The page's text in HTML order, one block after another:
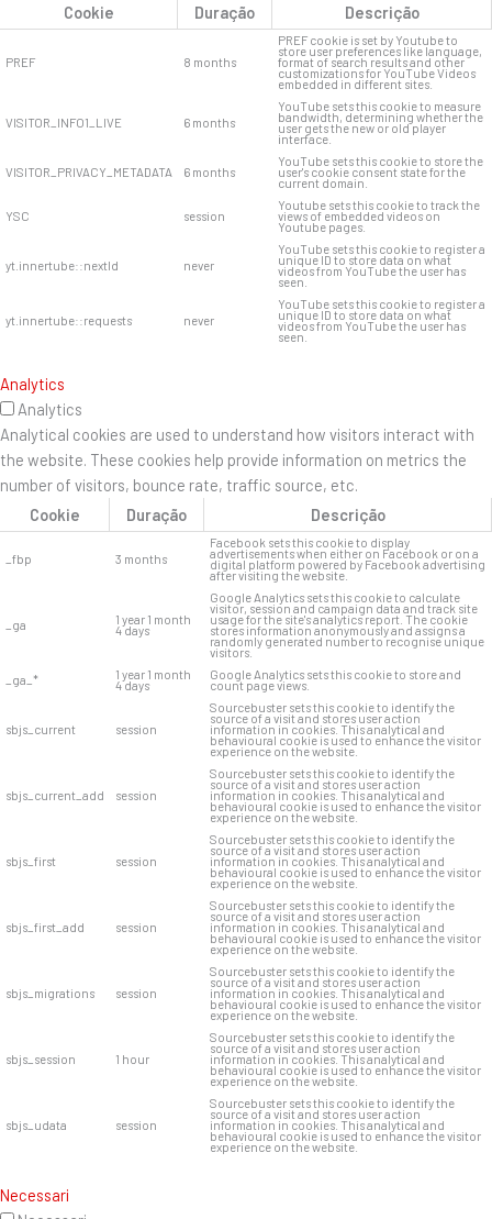
Cookie
Duração Descrição
PREF 8 months
PREF cookie is set by Youtube to
store user preferences like language,
format of search results and other
customizations for YouTube Videos
embedded in different sites.
VISITOR_INFO1_LIVE 6 months
YouTube sets this cookie to measure
bandwidth, determining whether the
user gets the new or old player
interface.
VISITOR_PRIVACY_METADATA 6 months
YouTube sets this cookie to store the
user's cookie consent state for the
current domain.
YSC session
Youtube sets this cookie to track the
views of embedded videos on
Youtube pages.
yt.innertube::nextId never
YouTube sets this cookie to register a
unique ID to store data on what
videos from YouTube the user has
seen.
yt.innertube::requests never
YouTube sets this cookie to register a
unique ID to store data on what
videos from YouTube the user has
seen.
Analytics
Analytics
Analytical cookies are used to understand how visitors interact with
the website. These cookies help provide information on metrics the
number of visitors, bounce rate, traffic source, etc.
Cookie
Duração Descrição
_fbp 3 months
Facebook sets this cookie to display
advertisements when either on Facebook or on a
digital platform powered by Facebook advertising
after visiting the website.
_ga 1 year 1 month
4 days
Google Analytics sets this cookie to calculate
visitor, session and campaign data and track site
usage for the site's analytics report. The cookie
stores information anonymously and assigns a
randomly generated number to recognise unique
visitors.
_ga_*
1 year 1 month
4 days
Google Analytics sets this cookie to store and
count page views.
sbjs_current session
Sourcebuster sets this cookie to identify the
source of a visit and stores user action
information in cookies. This analytical and
behavioural cookie is used to enhance the visitor
experience on the website.
sbjs_current_add session
Sourcebuster sets this cookie to identify the
source of a visit and stores user action
information in cookies. This analytical and
behavioural cookie is used to enhance the visitor
experience on the website.
sbjs_first session
Sourcebuster sets this cookie to identify the
source of a visit and stores user action
information in cookies. This analytical and
behavioural cookie is used to enhance the visitor
experience on the website.
sbjs_first_add session
Sourcebuster sets this cookie to identify the
source of a visit and stores user action
information in cookies. This analytical and
behavioural cookie is used to enhance the visitor
experience on the website.
sbjs_migrations session
Sourcebuster sets this cookie to identify the
source of a visit and stores user action
information in cookies. This analytical and
behavioural cookie is used to enhance the visitor
experience on the website.
sbjs_session 1 hour
Sourcebuster sets this cookie to identify the
source of a visit and stores user action
information in cookies. This analytical and
behavioural cookie is used to enhance the visitor
experience on the website.
sbjs_udata session
Sourcebuster sets this cookie to identify the
source of a visit and stores user action
information in cookies. This analytical and
behavioural cookie is used to enhance the visitor
experience on the website.
Necessari